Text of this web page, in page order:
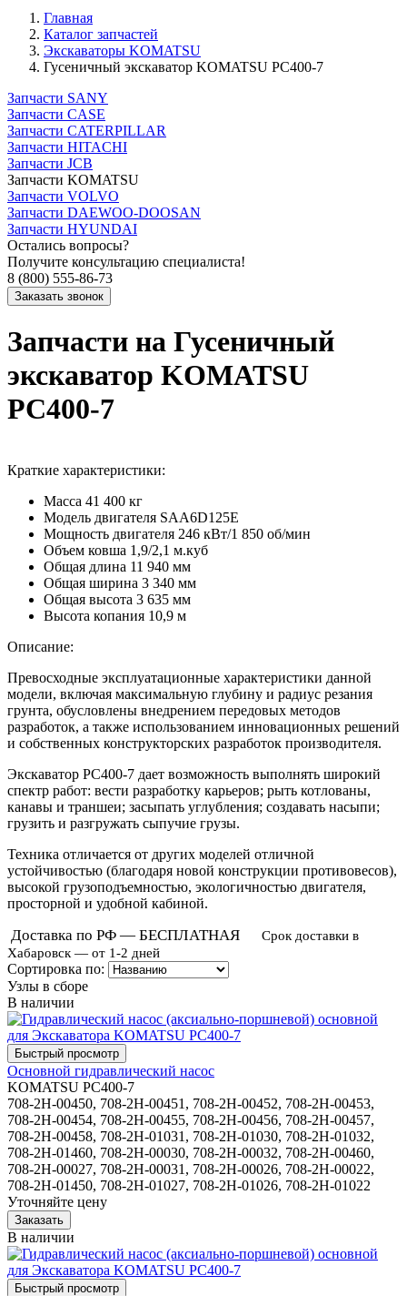
Главная
Каталог запчастей
Экскаваторы KOMATSU
Гусеничный экскаватор KOMATSU PC400-7
Запчасти SANY
Запчасти CASE
Запчасти CATERPILLAR
Запчасти HITACHI
Запчасти JCB
Запчасти KOMATSU
Запчасти VOLVO
Запчасти DAEWOO-DOOSAN
Запчасти HYUNDAI
Остались вопросы?
Получите консультацию специалиста!
8 (800) 555-86-73
Запчасти на Гусеничный
экскаватор KOMATSU
PC400-7
Краткие характеристики:
Масса 41 400 кг
Модель двигателя SAA6D125E
Мощность двигателя 246 кВт/1 850 об/мин
Объем ковша 1,9/2,1 м.куб
Общая длина 11 940 мм
Общая ширина 3 340 мм
Общая высота 3 635 мм
Высота копания 10,9 м
Описание:
Превосходные эксплуатационные характеристики данной
модели, включая максимальную глубину и радиус резания
грунта, обусловлены внедрением передовых методов
разработок, а также использованием инновационных решений
и собственных конструкторских разработок производителя.
Экскаватор PC400-7 дает возможность выполнять широкий
спектр работ: вести разработку карьеров; рыть котлованы,
канавы и траншеи; засыпать углубления; создавать насыпи;
грузить и разгружать сыпучие грузы.
Техника отличается от других моделей отличной
устойчивостью (благодаря новой конструкции противовесов),
высокой грузоподъемностью, экологичностью двигателя,
просторной и удобной кабиной.
Доставка по РФ — БЕСПЛАТНАЯ
Срок доставки в
Хабаровск — от 1-2 дней
Сортировка по:
Узлы в сборе
В наличии
Основной гидравлический насос
KOMATSU PC400-7
708-2H-00450, 708-2H-00451, 708-2H-00452, 708-2H-00453,
708-2H-00454, 708-2H-00455, 708-2H-00456, 708-2H-00457,
708-2H-00458, 708-2H-01031, 708-2H-01030, 708-2H-01032,
708-2H-01460, 708-2H-00030, 708-2H-00032, 708-2H-00460,
708-2H-00027, 708-2H-00031, 708-2H-00026, 708-2H-00022,
708-2H-01450, 708-2H-01027, 708-2H-01026, 708-2H-01022
Уточняйте цену
В наличии